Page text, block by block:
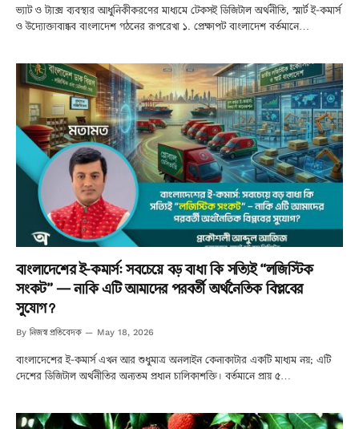
ভ্যাট ও ট্যাক্স ব্যবস্থার আধুনিকীকরণের মাধ্যমে টেকসই ডিজিটাল অর্থনীতি, স্মার্ট ই-কমার্স
ও উদ্যোক্তাবান্ধব বাংলাদেশ গঠনের রূপরেখা ১. প্রেক্ষাপট বাংলাদেশ বর্তমানে…
বাংলাদেশের ই-কমার্স: সবচেয়ে বড় বাধা কি সত্যিই “লজিস্টিক
সংকট” — নাকি এটি আমাদের পরবর্তী অর্থনৈতিক বিপ্লবের
সুযোগ?
By নিজস্ব প্রতিবেদক May 18, 2026
বাংলাদেশের ই-কমার্স এখন আর শুধুমাত্র অনলাইন কেনাকাটার একটি মাধ্যম নয়; এটি
দেশের ডিজিটাল অর্থনীতির অন্যতম প্রধান চালিকাশক্তি। বর্তমানে প্রায় ৫…